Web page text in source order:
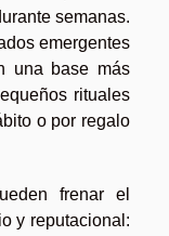
semanas.
emergentes
una base más
rituales
o por regalo
frenar el
y reputacional: